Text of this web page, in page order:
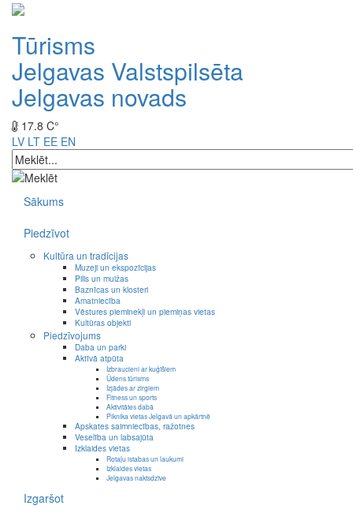
Tūrisms
Jelgavas Valstspilsēta
Jelgavas novads
17.8 C°
LV LT EE EN
Sākums
Piedzīvot
Kultūra un tradīcijas
Muzeji un ekspozīcijas
Pilis un muižas
Baznīcas un klosteri
Amatniecība
Vēstures pieminekļi un piemiņas vietas
Kultūras objekti
Piedzīvojums
Daba un parki
Aktīvā atpūta
Izbraucieni ar kuģīšiem
Ūdens tūrisms
Izjādes ar zirgiem
Fitness un sports
Aktivitātes dabā
Piknika vietas Jelgavā un apkārtnē
Apskates saimniecības, ražotnes
Veselība un labsajūta
Izklaides vietas
Rotaļu istabas un laukumi
Izklaides vietas
Jelgavas naktsdzīve
Izgaršot